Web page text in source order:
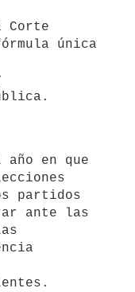
Corte
única
en que
partidos
ante las